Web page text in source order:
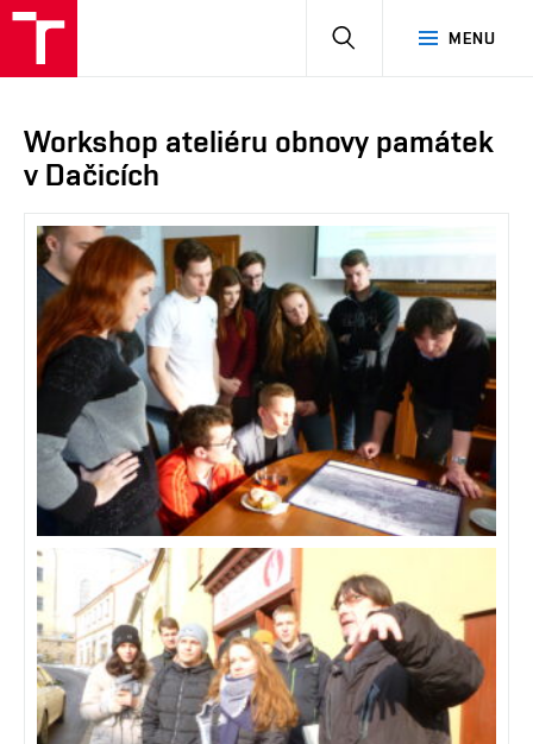
MENU
Workshop ateliéru obnovy památek
v Dačicích